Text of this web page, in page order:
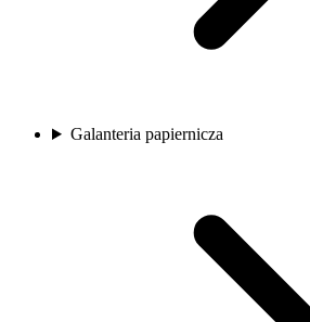
Galanteria papiernicza